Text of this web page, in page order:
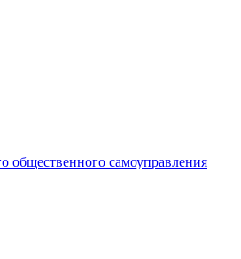
общественного самоуправления